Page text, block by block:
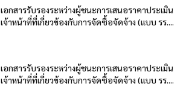
เอกสารรับรองระหว่างผู้ชนะการเสนอราคาประเมิน
เจ้าหน้าที่ที่เกี่ยวข้องกับการจัดซื้อจัดจ้าง (แบบ รร....
เอกสารรับรองระหว่างผู้ชนะการเสนอราคาประเมิน
เจ้าหน้าที่ที่เกี่ยวข้องกับการจัดซื้อจัดจ้าง (แบบ รร....